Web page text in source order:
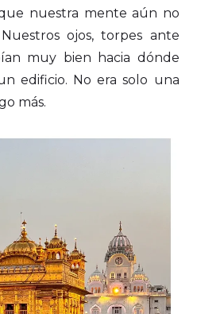
nuestra mente aún no
ojos, torpes ante
muy bien hacia dónde
edificio. No era solo una
más.